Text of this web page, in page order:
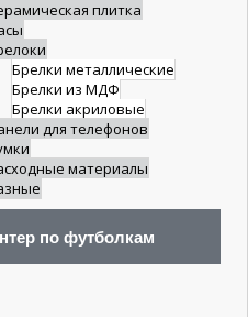
плитка
Брелки металлические
Брелки из МДФ
Брелки акриловые
для телефонов
материалы
по футболкам